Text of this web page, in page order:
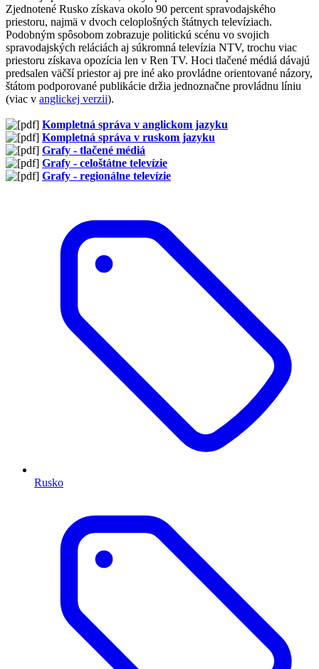
Zjednotené Rusko získava okolo 90 percent spravodajského
priestoru, najmä v dvoch celoplošných štátnych televíziach.
Podobným spôsobom zobrazuje politickú scénu vo svojich
spravodajských reláciách aj súkromná televízia NTV, trochu viac
priestoru získava opozícia len v Ren TV. Hoci tlačené médiá dávajú
predsalen väčší priestor aj pre iné ako provládne orientované názory,
štátom podporované publikácie držia jednoznačne provládnu líniu
(viac v anglickej verzii).
Kompletná správa v anglickom jazyku
Kompletná správa v ruskom jazyku
Grafy - tlačené médiá
Grafy - celoštátne televízie
Grafy - regionálne televízie
Rusko